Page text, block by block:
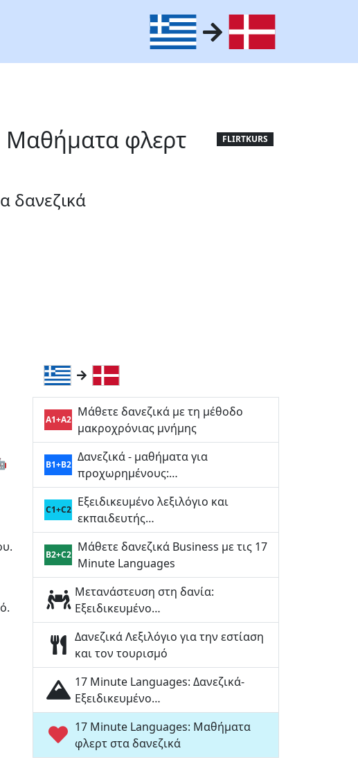
FLIRTKURS
Μαθήματα φλερτ
δανεζικά
A1+A2
Μάθετε δανεζικά με τη μέθοδο
μακροχρόνιας μνήμης
B1+B2
Δανεζικά - μαθήματα για
προχωρημένους:…
C1+C2
Εξειδικευμένο λεξιλόγιο και
εκπαιδευτής…
B2+C2
Μάθετε δανεζικά Business με τις 17
Minute Languages
Μετανάστευση στη δανία:
Εξειδικευμένο…
Δανεζικά Λεξιλόγιο για την εστίαση
και τον τουρισμό
17 Minute Languages: Δανεζικά-
Εξειδικευμένο…
17 Minute Languages: Μαθήματα
φλερτ στα δανεζικά